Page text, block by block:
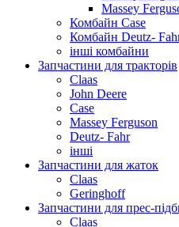
Massey
Комбайн Case
Комбайн Deutz-
інші комбайни
Запчастини для тракторів
Claas
John Deere
Case
Massey Ferguson
Deutz- Fahr
інші
Запчастини для жаток
Claas
Geringhoff
Запчастини для прес-
Claas